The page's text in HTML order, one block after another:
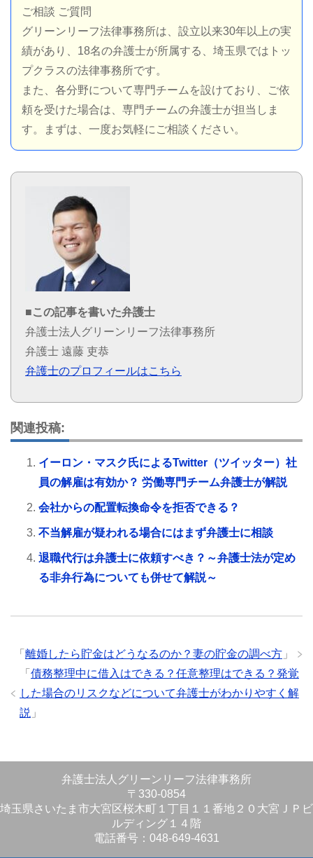
ご相談 ご質問
グリーンリーフ法律事務所は、設立以来30年以上の実
績があり、18名の弁護士が所属する、埼玉県ではトッ
プクラスの法律事務所です。
また、各分野について専門チームを設けており、ご依
頼を受けた場合は、専門チームの弁護士が担当しま
す。まずは、一度お気軽にご相談ください。
■この記事を書いた弁護士
弁護士法人グリーンリーフ法律事務所
弁護士 遠藤 吏恭
弁護士のプロフィールはこちら
関連投稿:
イーロン・マスク氏によるTwitter（ツイッター）社
員の解雇は有効か？ 労働専門チーム弁護士が解説
会社からの配置転換命令を拒否できる？
不当解雇が疑われる場合にはまず弁護士に相談
退職代行は弁護士に依頼すべき？～弁護士法が定め
る非弁行為についても併せて解説～
「 離婚したら貯金はどうなるのか？妻の貯金の調べ方 」
「 債務整理中に借入はできる？任意整理はできる？発覚
した場合のリスクなどについて弁護士がわかりやすく解
説 」
弁護士法人グリーンリーフ法律事務所
〒330-0854
埼玉県さいたま市大宮区桜木町１丁目１１番地２０大宮ＪＰビ
ルディング１４階
電話番号：048-649-4631